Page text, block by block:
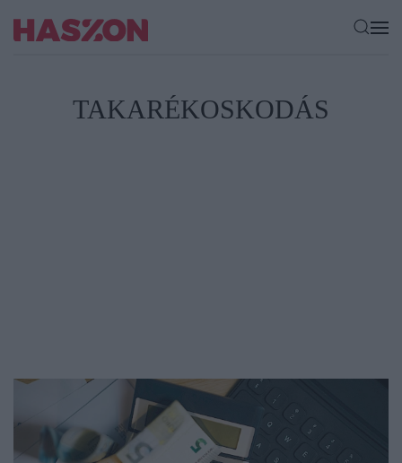
TAKARÉKOSKODÁS